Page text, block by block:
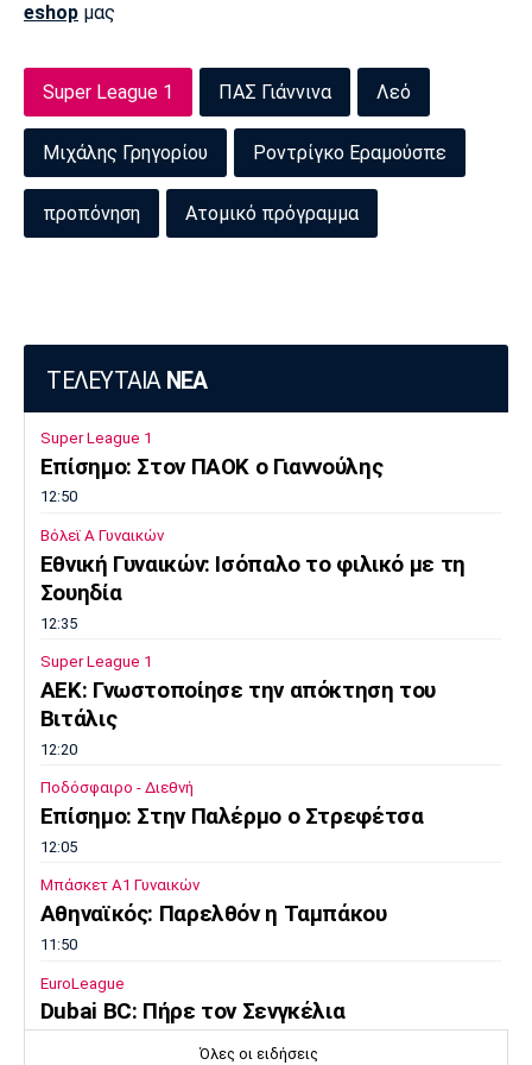
eshop μας
Super League 1 ΠΑΣ Γιάννινα Λεό
Μιχάλης Γρηγορίου Ροντρίγκο Εραμούσπε
προπόνηση Ατομικό πρόγραμμα
ΤΕΛΕΥΤΑΙΑ ΝΕΑ
Super League 1
Επίσημο: Στον ΠΑΟΚ ο Γιαννούλης
12:50
Βόλεϊ Α Γυναικών
Εθνική Γυναικών: Ισόπαλο το φιλικό με τη
Σουηδία
12:35
Super League 1
ΑΕΚ: Γνωστοποίησε την απόκτηση του
Βιτάλις
12:20
Ποδόσφαιρο - Διεθνή
Επίσημο: Στην Παλέρμο ο Στρεφέτσα
12:05
Μπάσκετ Α1 Γυναικών
Αθηναϊκός: Παρελθόν η Ταμπάκου
11:50
EuroLeague
Dubai BC: Πήρε τον Σενγκέλια
Όλες οι ειδήσεις